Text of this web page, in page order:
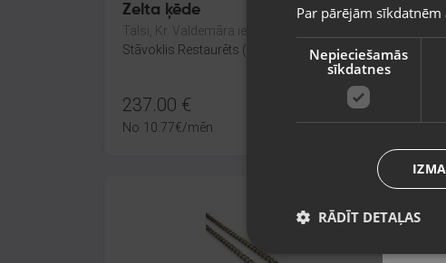
Zelta ķēde
Talsi, Kr. Valdemāra iela 8
Stāvoklis Restaurēts (Garantija 24 mēneši)
237.00 €
No 10.77€/mēn.
Par pārējām
Nepieciešamās
sīkdatnes
RĀDĪT DETAĻAS